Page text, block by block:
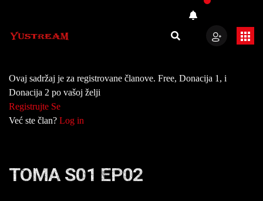
Ovaj sadržaj je za registrovane članove. Free, Donacija 1, i
Donacija 2 po vašoj želji
Registrujte Se
Već ste član? Log in
TOMA S01 EP02